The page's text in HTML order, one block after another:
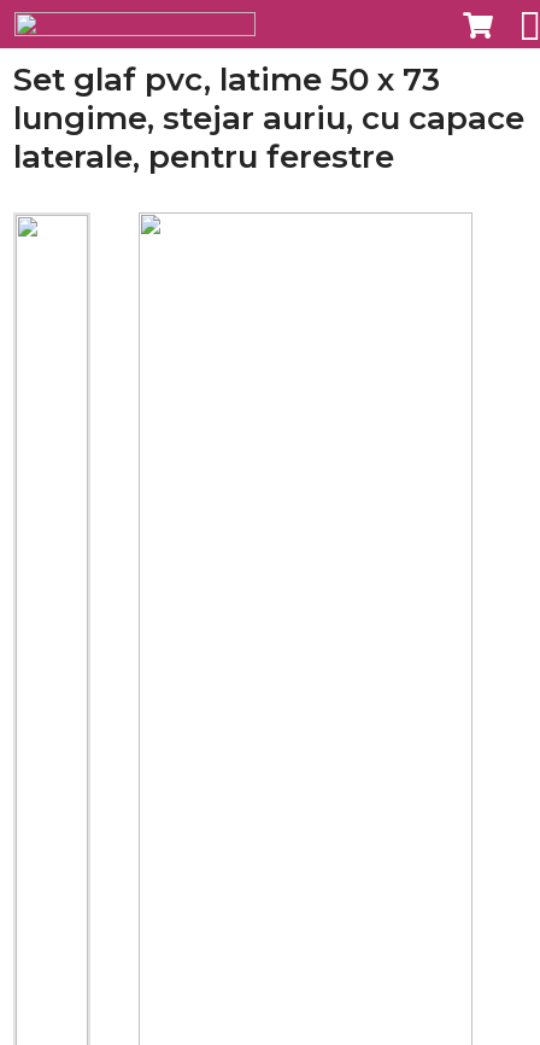
Set glaf pvc, latime 50 x 73
lungime, stejar auriu, cu capace
laterale, pentru ferestre